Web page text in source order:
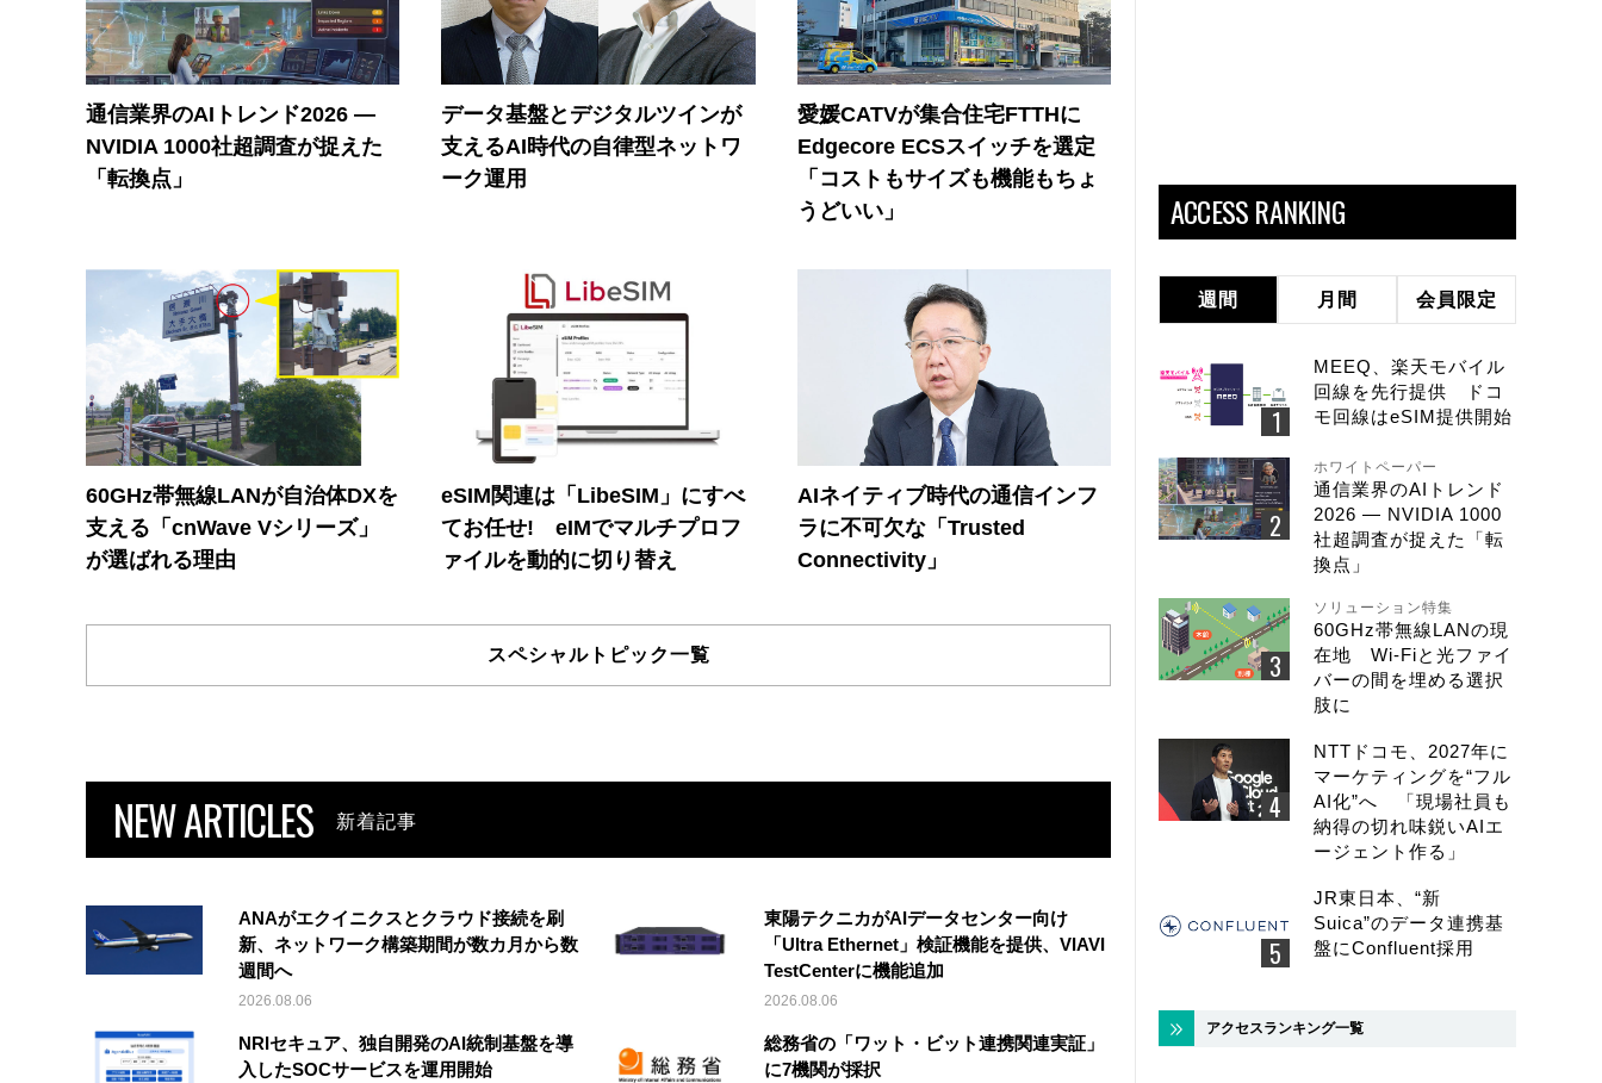
通信業界のAIトレンド2026 ―
NVIDIA 1000社超調査が捉えた
「転換点」
データ基盤とデジタルツインが
支えるAI時代の自律型ネットワ
ーク運用
愛媛CATVが集合住宅FTTHに
Edgecore ECSスイッチを選定
「コストもサイズも機能もちょ
うどいい」
60GHz帯無線LANが自治体DXを
支える「cnWave Vシリーズ」
が選ばれる理由
eSIM関連は「LibeSIM」にすべ
てお任せ! eIMでマルチプロフ
ァイルを動的に切り替え
AIネイティブ時代の通信インフ
ラに不可欠な「Trusted
Connectivity」
スペシャルトピック一覧
NEW ARTICLES 新着記事
ANAがエクイニクスとクラウド接続を刷
新、ネットワーク構築期間が数カ月から数
週間へ
2026.08.06
東陽テクニカがAIデータセンター向け
「Ultra Ethernet」検証機能を提供、VIAVI
TestCenterに機能追加
2026.08.06
NRIセキュア、独自開発のAI統制基盤を導
入したSOCサービスを運用開始
総務省の「ワット・ビット連携関連実証」
に7機関が採択
ACCESS RANKING
週間 月間 会員限定
MEEQ、楽天モバイル
回線を先行提供 ドコ
モ回線はeSIM提供開始
ホワイトペーパー
通信業界のAIトレンド
2026 ― NVIDIA 1000
社超調査が捉えた「転
換点」
ソリューション特集
60GHz帯無線LANの現
在地 Wi-Fiと光ファイ
バーの間を埋める選択
肢に
NTTドコモ、2027年に
マーケティングを“フル
AI化”へ 「現場社員も
納得の切れ味鋭いAIエ
ージェント作る」
JR東日本、“新
Suica”のデータ連携基
盤にConfluent採用
アクセスランキング一覧